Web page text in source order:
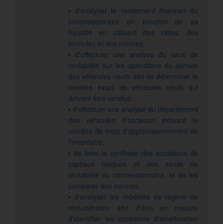
• d'analyser le rendement financier du
concessionnaire en fonction de sa
liquidité en utilisant des ratios, des
formules et des normes;
• d'effectuer une analyse du seuil de
rentabilité sur les opérations du service
des véhicules neufs afin de déterminer le
nombre exact de véhicules neufs qui
doivent être vendus;
• d'effectuer une analyse du département
des véhicules d'occasion incluant le
nombre de mois d'approvisionnement de
l'inventaire;
• de faire la synthèse des occasions de
capitaux bloqués et des seuils de
rentabilité du concessionnaire, et de les
comparer aux normes;
• d'analyser les modèles de régime de
rémunération afin d'être en mesure
d'identifier les occasions d'amélioration